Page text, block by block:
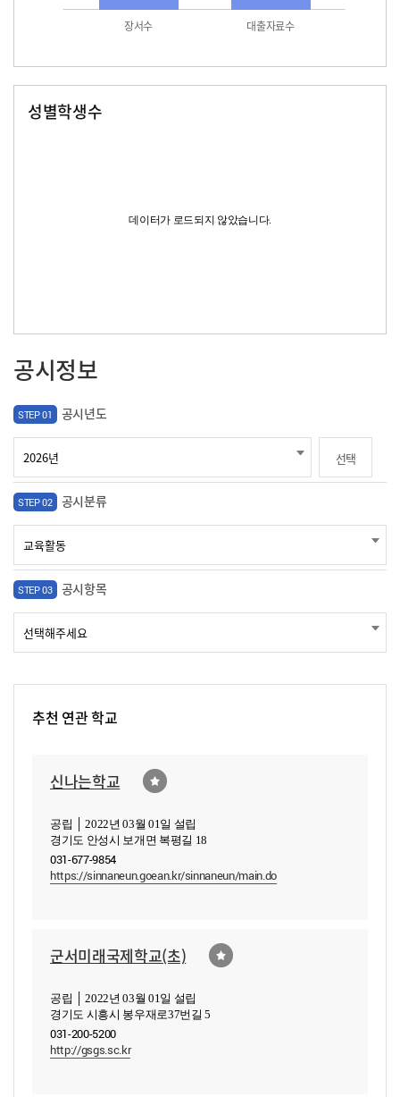
장서수 대출자료수
성별학생수
데이터가 로드되지 않았습니다.
공시정보
STEP 01 공시년도
선택
STEP 02 공시분류
STEP 03 공시항목
추천 연관 학교
신나는학교
공립 │ 2022년 03월 01일 설립
경기도 안성시 보개면 복평길 18
031-677-9854
https://sinnaneun.goean.kr/sinnaneun/main.do
군서미래국제학교(초)
공립 │ 2022년 03월 01일 설립
경기도 시흥시 봉우재로37번길 5
031-200-5200
http://gsgs.sc.kr